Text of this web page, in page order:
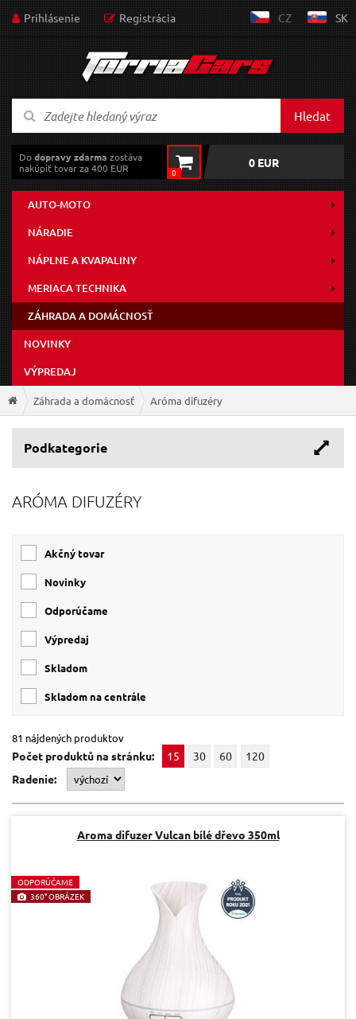
Prihlásenie Registrácia CZ SK
Hledat
Dodopravy zdarma zostáva
nakúpiť tovar za 400 EUR
0
0 EUR
AUTO-MOTO
NÁRADIE
NÁPLNE A KVAPALINY
MERIACA TECHNIKA
ZÁHRADA A DOMÁCNOSŤ
NOVINKY
VÝPREDAJ
Záhrada a domácnosť Aróma difuzéry
Podkategorie
ARÓMA DIFUZÉRY
Akčný tovar
Novinky
Odporúčame
Výpredaj
Skladom
Skladom na centrále
81 nájdených produktov
Počet produktů na stránku: 15 30 60
120
Radenie:
Aroma difuzer Vulcan bílé dřevo 350ml
ODPORÚČAME
360° OBRÁZEK